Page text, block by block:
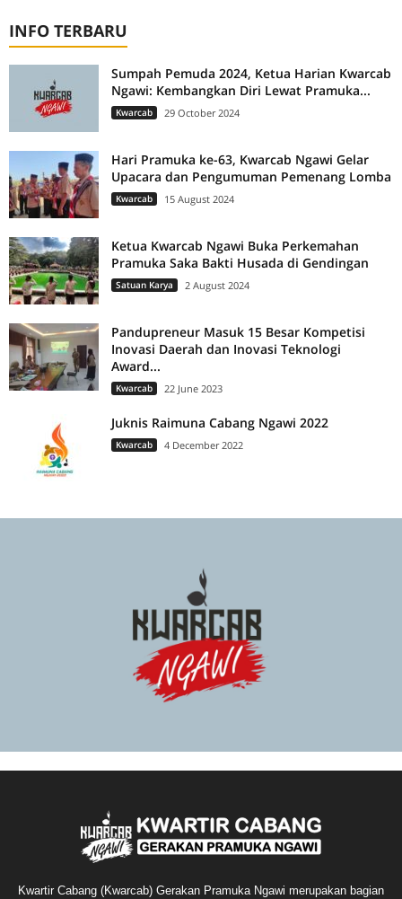
INFO TERBARU
Sumpah Pemuda 2024, Ketua Harian Kwarcab
Ngawi: Kembangkan Diri Lewat Pramuka...
Kwarcab 29 October 2024
Hari Pramuka ke-63, Kwarcab Ngawi Gelar
Upacara dan Pengumuman Pemenang Lomba
Kwarcab 15 August 2024
Ketua Kwarcab Ngawi Buka Perkemahan
Pramuka Saka Bakti Husada di Gendingan
Satuan Karya 2 August 2024
Pandupreneur Masuk 15 Besar Kompetisi
Inovasi Daerah dan Inovasi Teknologi
Award...
Kwarcab 22 June 2023
Juknis Raimuna Cabang Ngawi 2022
Kwarcab 4 December 2022
Kwartir Cabang (Kwarcab) Gerakan Pramuka Ngawi merupakan bagian